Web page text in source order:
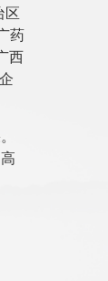
区
药
西